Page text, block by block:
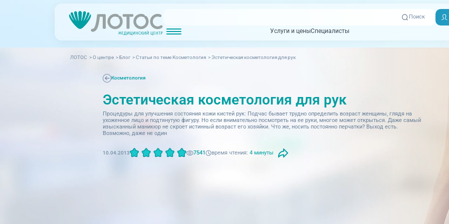
Поиск
Услуги и ценыСпециалисты
ЛОТОС >О центре > Блог >Cтатьи по теме Косметология > Эстетическая косметология для рук
Косметология
Эстетическая косметология для рук
Процедуры для улучшения состояния кожи кистей рук: Подчас бывает трудно определить возраст женщины, глядя на
ухоженное лицо и подтянутую фигуру. Но если внимательно посмотреть на ее руки, многое может открыться. Даже самый
изысканный маникюр не скроет истинный возраст его хозяйки. Что же, носить постоянно перчатки? Выход есть.
Возможно, даже не один
10.04.2013 7541 время чтения: 4 минуты
НовостиБлог врачей
Отзывы
Адреса клиник
Взрослая поликлиника
23 направления
Акушерство и гинекология
Аллергология и иммунология
Интегративная медицина
Инфекционный кабинет
Офтальмология
Проктология